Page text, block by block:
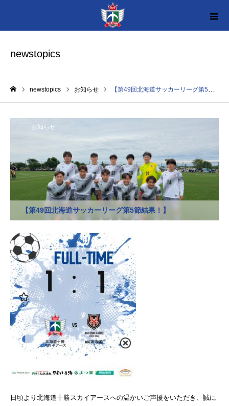
newstopics
newstopics お知らせ 【第49回北海道サッカーリーグ第5節結果！】
お知らせ
【第49回北海道サッカーリーグ第5節結果！】
日頃より北海道十勝スカイアースへの温かいご声援をいただき、誠に